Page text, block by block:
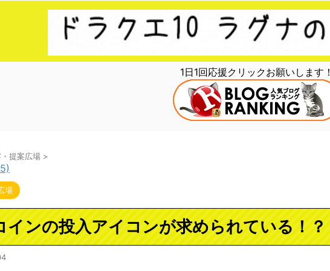
1日1回応援クリックお願いします！
提案広場 >
場
インの投入アイコンが求められている！？